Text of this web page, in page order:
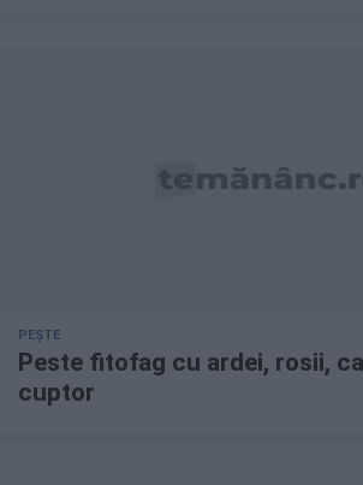
PEȘTE
Peste fitofag cu ardei, rosii,
cuptor